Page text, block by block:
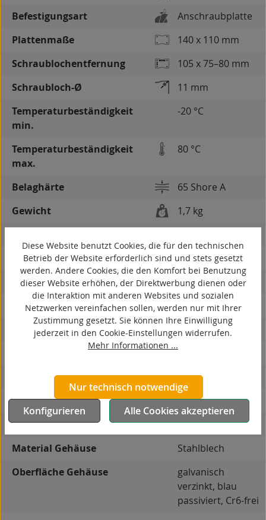
Befestigungsart
Anschraubplatte
Plattenmaße
140 x 110 mm
Schraublochentfernung
105 x 75–80 mm
Schraubloch-Ø
11 mm
Temperaturbeständigkeit
min.
-20 °C
Temperaturbeständigkeit
max.
80 °C
Belaghärte
65 Shore A
Gewicht
1,7 kg
kontaktverfärbungsfrei
antistatisch
ESD
elektrisch leitfähig
korrosionsbeständig
hitzebeständig
autoklaventauglich
Produkttyp
Bockrolle
Material Gehäuse
Stahlblech
Oberfläche Gehäuse
galvanisch
verzinkt, blau
passiviert, Cr6-frei
Diese Website benutzt Cookies, die für den technischen
Betrieb der Website erforderlich sind und stets gesetzt
werden. Andere Cookies, die den Komfort bei Benutzung
dieser Website erhöhen, der Direktwerbung dienen oder
die Interaktion mit anderen Websites und sozialen
Netzwerken vereinfachen sollen, werden nur mit Ihrer
Zustimmung gesetzt. Sie können Ihre Einwilligung
jederzeit in den Cookie-Einstellungen widerrufen.
Mehr Informationen ...
Nur technisch notwendige
Konfigurieren
Alle Cookies akzeptieren